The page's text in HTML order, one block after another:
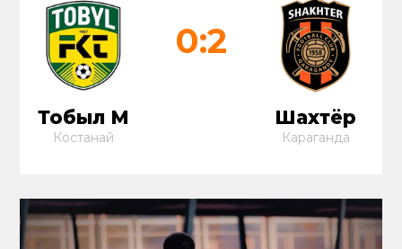
Тобыл М
Костанай
0:2
Шахтёр
Караганда